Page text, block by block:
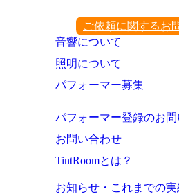
ご依頼に関するお
音響について
照明について
パフォーマー募集
パフォーマー登録のお
お問い合わせ
TintRoomとは？
お知らせ・これまでの実